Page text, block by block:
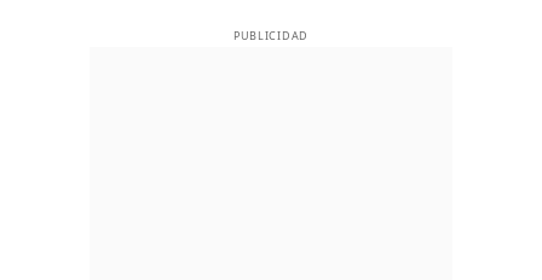
PUBLICIDAD